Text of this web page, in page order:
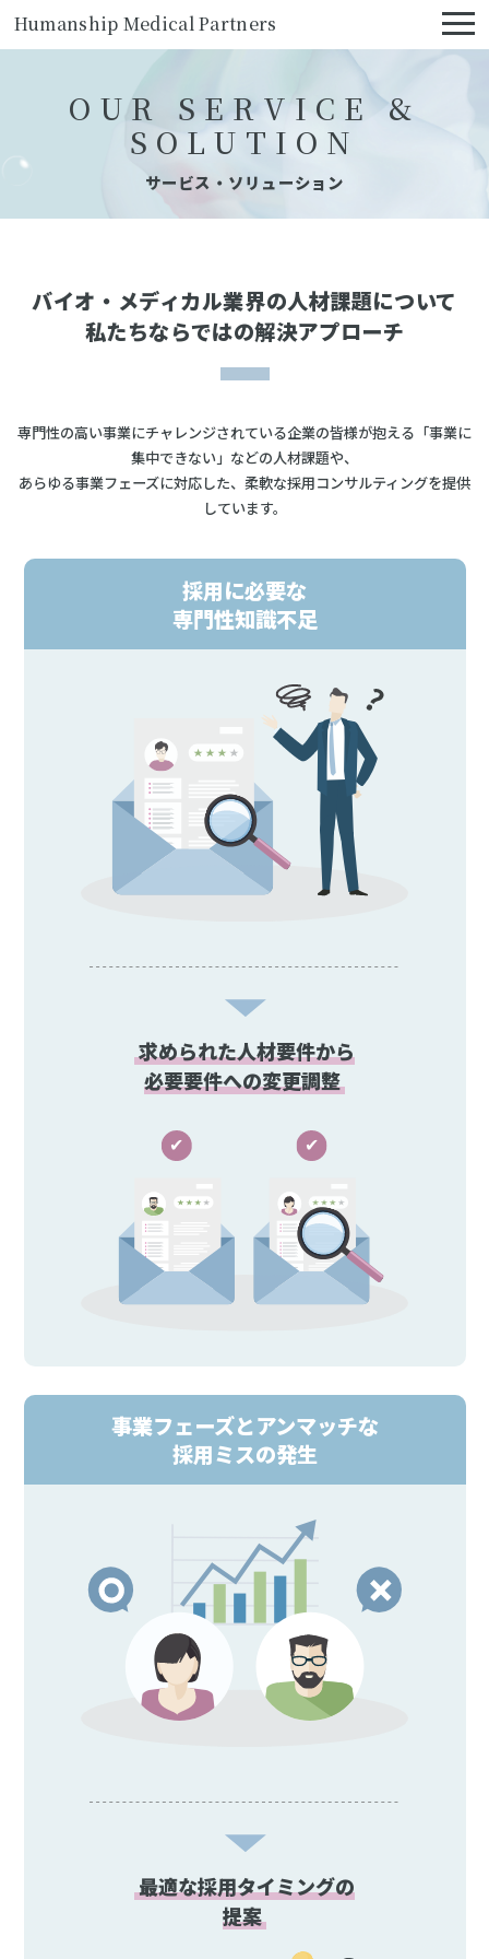
Humanship Medical Partners
OUR SERVICE &
SOLUTION
サービス・ソリューション
バイオ・メディカル業界の人材課題について
私たちならではの解決アプローチ
専門性の高い事業にチャレンジされている企業の皆様が抱える「事業に
集中できない」などの人材課題や、
あらゆる事業フェーズに対応した、柔軟な採用コンサルティングを提供
しています。
採用に必要な
専門性知識不足
求められた人材要件から
必要要件への変更調整
事業フェーズとアンマッチな
採用ミスの発生
最適な採用タイミングの
提案